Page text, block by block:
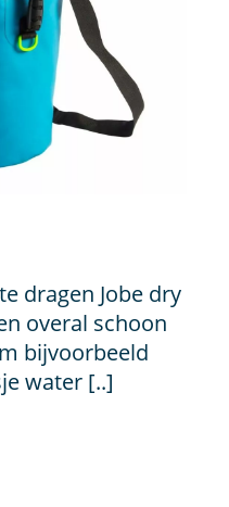
dragen Jobe dry
overal schoon
bijvoorbeeld
water [..]